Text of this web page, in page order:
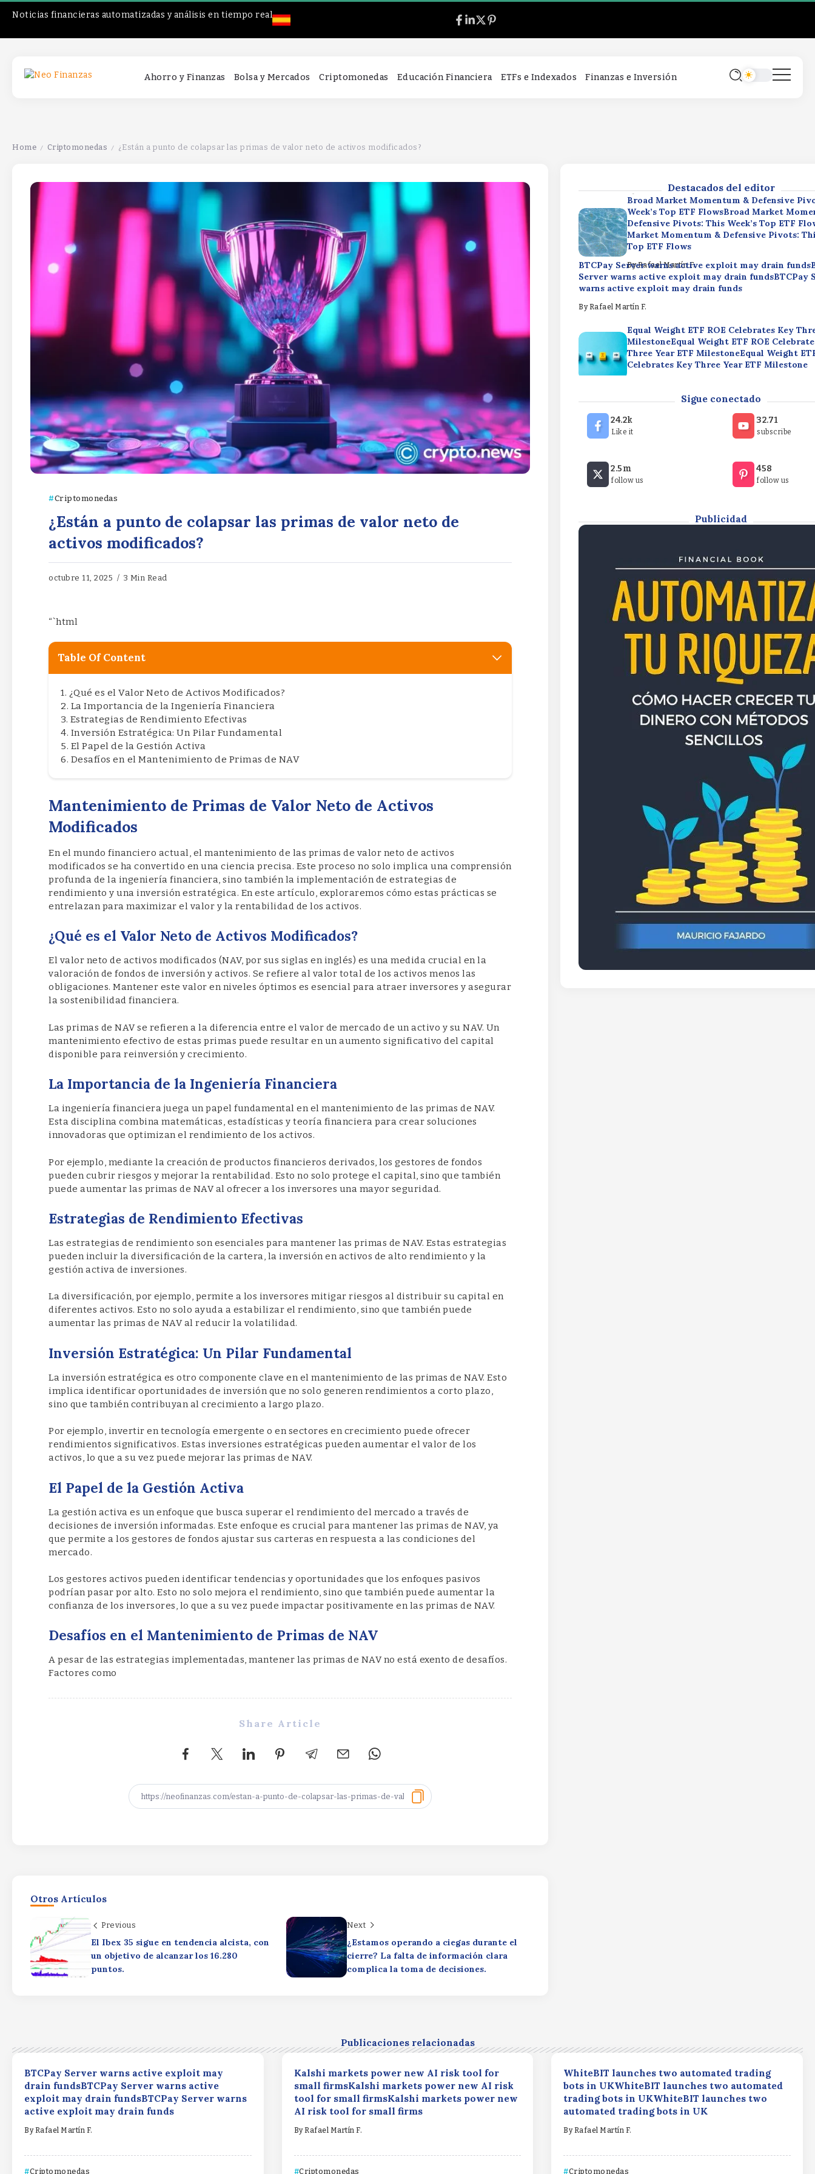
Noticias financieras automatizadas y análisis en tiempo real
Ahorro y Finanzas Bolsa y Mercados Criptomonedas Educación Financiera ETFs e Indexados Finanzas e Inversión
Home / Criptomonedas / ¿Están a punto de colapsar las primas de valor neto de activos modificados?
Criptomonedas
¿Están a punto de colapsar las primas de valor neto de
activos modificados?
octubre 11, 2025 3 Min Read
“`html
Table Of Content
¿Qué es el Valor Neto de Activos Modificados?
La Importancia de la Ingeniería Financiera
Estrategias de Rendimiento Efectivas
Inversión Estratégica: Un Pilar Fundamental
El Papel de la Gestión Activa
Desafíos en el Mantenimiento de Primas de NAV
Mantenimiento de Primas de Valor Neto de Activos
Modificados
En el mundo financiero actual, el mantenimiento de las primas de valor neto de activos
modificados se ha convertido en una ciencia precisa. Este proceso no solo implica una comprensión
profunda de la ingeniería financiera, sino también la implementación de estrategias de
rendimiento y una inversión estratégica. En este artículo, exploraremos cómo estas prácticas se
entrelazan para maximizar el valor y la rentabilidad de los activos.
¿Qué es el Valor Neto de Activos Modificados?
El valor neto de activos modificados (NAV, por sus siglas en inglés) es una medida crucial en la
valoración de fondos de inversión y activos. Se refiere al valor total de los activos menos las
obligaciones. Mantener este valor en niveles óptimos es esencial para atraer inversores y asegurar
la sostenibilidad financiera.
Las primas de NAV se refieren a la diferencia entre el valor de mercado de un activo y su NAV. Un
mantenimiento efectivo de estas primas puede resultar en un aumento significativo del capital
disponible para reinversión y crecimiento.
La Importancia de la Ingeniería Financiera
La ingeniería financiera juega un papel fundamental en el mantenimiento de las primas de NAV.
Esta disciplina combina matemáticas, estadísticas y teoría financiera para crear soluciones
innovadoras que optimizan el rendimiento de los activos.
Por ejemplo, mediante la creación de productos financieros derivados, los gestores de fondos
pueden cubrir riesgos y mejorar la rentabilidad. Esto no solo protege el capital, sino que también
puede aumentar las primas de NAV al ofrecer a los inversores una mayor seguridad.
Estrategias de Rendimiento Efectivas
Las estrategias de rendimiento son esenciales para mantener las primas de NAV. Estas estrategias
pueden incluir la diversificación de la cartera, la inversión en activos de alto rendimiento y la
gestión activa de inversiones.
La diversificación, por ejemplo, permite a los inversores mitigar riesgos al distribuir su capital en
diferentes activos. Esto no solo ayuda a estabilizar el rendimiento, sino que también puede
aumentar las primas de NAV al reducir la volatilidad.
Inversión Estratégica: Un Pilar Fundamental
La inversión estratégica es otro componente clave en el mantenimiento de las primas de NAV. Esto
implica identificar oportunidades de inversión que no solo generen rendimientos a corto plazo,
sino que también contribuyan al crecimiento a largo plazo.
Por ejemplo, invertir en tecnología emergente o en sectores en crecimiento puede ofrecer
rendimientos significativos. Estas inversiones estratégicas pueden aumentar el valor de los
activos, lo que a su vez puede mejorar las primas de NAV.
El Papel de la Gestión Activa
La gestión activa es un enfoque que busca superar el rendimiento del mercado a través de
decisiones de inversión informadas. Este enfoque es crucial para mantener las primas de NAV, ya
que permite a los gestores de fondos ajustar sus carteras en respuesta a las condiciones del
mercado.
Los gestores activos pueden identificar tendencias y oportunidades que los enfoques pasivos
podrían pasar por alto. Esto no solo mejora el rendimiento, sino que también puede aumentar la
confianza de los inversores, lo que a su vez puede impactar positivamente en las primas de NAV.
Desafíos en el Mantenimiento de Primas de NAV
A pesar de las estrategias implementadas, mantener las primas de NAV no está exento de desafíos.
Factores como
Share Article
Otros Artículos
Previous
El Ibex 35 sigue en tendencia alcista, con
un objetivo de alcanzar los 16.280
puntos.
Next
¿Estamos operando a ciegas durante el
cierre? La falta de información clara
complica la toma de decisiones.
Destacados del editor
Market Momentum & Defensive Pivots:
Rafael Martín F.
BTCPay Server warns active exploit may drain
Server warns active exploit may drain fundsBTCPay
ByRafael Martín F.
Broad Market Momentum & Defensive
Week’s Top ETF FlowsBroad Market
Defensive Pivots: This Week’s Top ETF
Market Momentum & Defensive Pivots:
Top ETF Flows
ByRafael Martín F.
BTCPay Server warns active exploit may drain
Server warns active exploit may drain fundsBTCPay
warns active exploit may drain funds
By Rafael Martín F.
Equal Weight ETF ROE Celebrates Key
MilestoneEqual Weight ETF ROE
Three Year ETF MilestoneEqual Weight
Celebrates Key Three Year ETF Milestone
Broad Market Momentum & Defensive
Week’s Top ETF FlowsBroad Market
Defensive Pivots: This Week’s Top ETF
Market Momentum & Defensive Pivots:
BTCPay Server warns active exploit may drain
Server warns active exploit may drain fundsBTCPay
warns active exploit may drain funds
Sigue conectado
24.2k
Like it
32.71
subscribe
2.5m
follow us
458
follow us
Publicidad
Publicaciones relacionadas
BTCPay Server warns active exploit may
drain fundsBTCPay Server warns active
exploit may drain fundsBTCPay Server warns
active exploit may drain funds
By Rafael Martín F.
Criptomonedas
Kalshi markets power new AI risk tool for
small firmsKalshi markets power new AI risk
tool for small firmsKalshi markets power new
AI risk tool for small firms
ByRafael Martín F.
Criptomonedas
WhiteBIT launches two automated trading
bots in UKWhiteBIT launches two automated
trading bots in UKWhiteBIT launches two
automated trading bots in UK
ByRafael Martín F.
Criptomonedas